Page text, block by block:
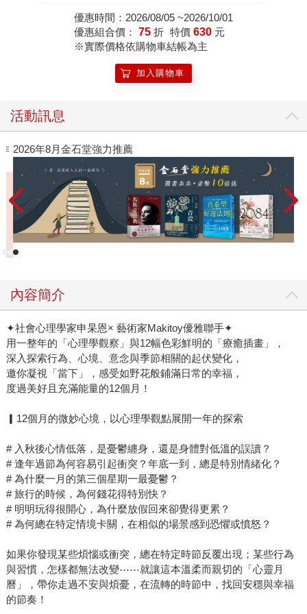
習慣
優惠時間：2026/08/05 ~2026/10/01
優惠組合價： 75 折 特價 630 元
※實際價格依購物車結帳為主
加入購物車
活動訊息
2026年8月金石堂強力推薦
內容簡介
✦社會心理學家申杲恩× 藝術家Makitoy優雅聯手✦
用一整年的「心理學觀察」與12幅色彩鮮明的「療癒插畫」，
深入探索行為、心境、意念與季節相關的起伏變化，
邀你凝視「當下」，感受如野花般鋪滿日常的幸福，
度過美好且充滿能量的12個月！
▎12個月的微妙心境，以心理學觀點展開一年的探索
# 入秋後心情低落，是憂鬱纏身，還是身體對低溫的誤讀？
# 逢年過節為何容易引起衝突？年底一到，總是特別情緒化？
# 為什麼一月的第三個星期一最憂鬱？
# 旅行的時候，為何錢花得特別快？
# 明明玩得很開心，為什麼放假回來卻覺得更累？
# 為何總在特定情境卡關，在相似的場景感到恐懼或憤怒？
如果你發現某些煩惱或衝突，總在特定時節反覆出現；某些行為
與習慣，怎樣都無法改變⋯⋯就讓這本溫柔而親切的「心靈月
曆」，帶你走過不安與煩憂，在流轉的時節中，找回安穩與幸福
的節奏！